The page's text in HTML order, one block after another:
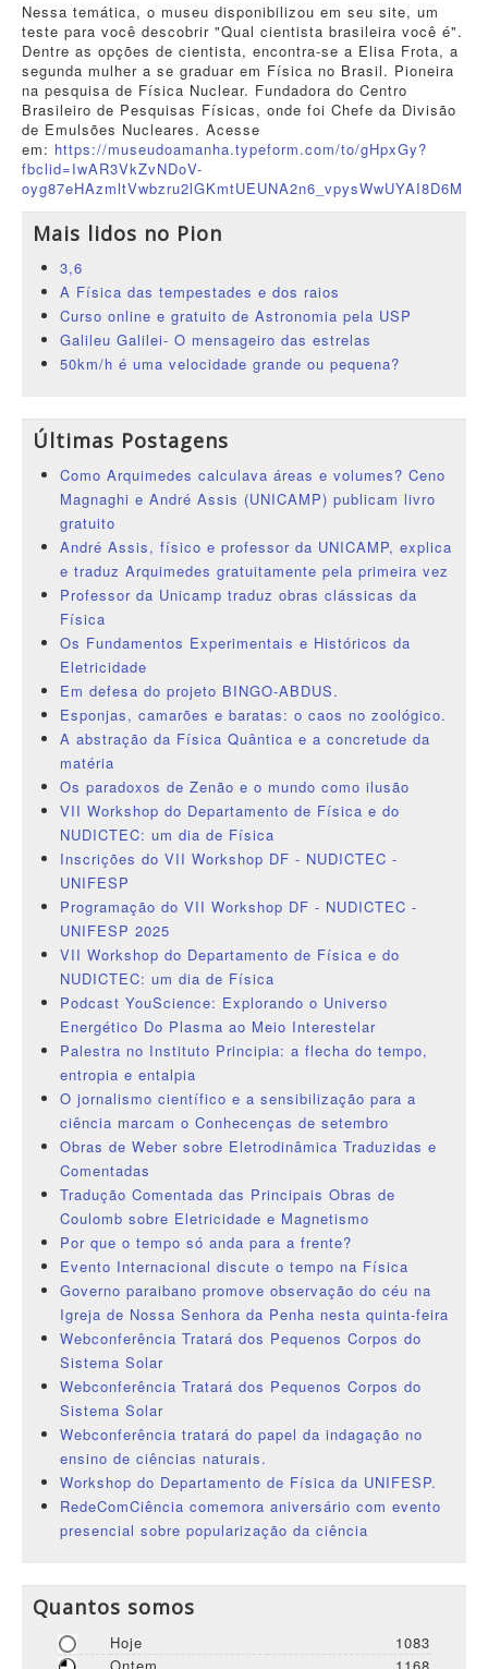
Nessa temática, o museu disponibilizou em seu site, um
teste para você descobrir "Qual cientista brasileira você é".
Dentre as opções de cientista, encontra-se a Elisa Frota, a
segunda mulher a se graduar em Física no Brasil. Pioneira
na pesquisa de Física Nuclear. Fundadora do Centro
Brasileiro de Pesquisas Físicas, onde foi Chefe da Divisão
de Emulsões Nucleares. Acesse
em: https://museudoamanha.typeform.com/to/gHpxGy?
fbclid=IwAR3VkZvNDoV-
oyg87eHAzmltVwbzru2lGKmtUEUNA2n6_vpysWwUYAI8D6M
Mais lidos no Pion
3,6
A Física das tempestades e dos raios
Curso online e gratuito de Astronomia pela USP
Galileu Galilei- O mensageiro das estrelas
50km/h é uma velocidade grande ou pequena?
Últimas Postagens
Como Arquimedes calculava áreas e volumes? Ceno
Magnaghi e André Assis (UNICAMP) publicam livro
gratuito
André Assis, físico e professor da UNICAMP, explica
e traduz Arquimedes gratuitamente pela primeira vez
Professor da Unicamp traduz obras clássicas da
Física
Os Fundamentos Experimentais e Históricos da
Eletricidade
Em defesa do projeto BINGO-ABDUS.
Esponjas, camarões e baratas: o caos no zoológico.
A abstração da Física Quântica e a concretude da
matéria
Os paradoxos de Zenão e o mundo como ilusão
VII Workshop do Departamento de Física e do
NUDICTEC: um dia de Física
Inscrições do VII Workshop DF - NUDICTEC -
UNIFESP
Programação do VII Workshop DF - NUDICTEC -
UNIFESP 2025
VII Workshop do Departamento de Física e do
NUDICTEC: um dia de Física
Podcast YouScience: Explorando o Universo
Energético Do Plasma ao Meio Interestelar
Palestra no Instituto Principia: a flecha do tempo,
entropia e entalpia
O jornalismo científico e a sensibilização para a
ciência marcam o Conhecenças de setembro
Obras de Weber sobre Eletrodinâmica Traduzidas e
Comentadas
Tradução Comentada das Principais Obras de
Coulomb sobre Eletricidade e Magnetismo
Por que o tempo só anda para a frente?
Evento Internacional discute o tempo na Física
Governo paraibano promove observação do céu na
Igreja de Nossa Senhora da Penha nesta quinta-feira
Webconferência Tratará dos Pequenos Corpos do
Sistema Solar
Webconferência Tratará dos Pequenos Corpos do
Sistema Solar
Webconferência tratará do papel da indagação no
ensino de ciências naturais.
Workshop do Departamento de Física da UNIFESP.
RedeComCiência comemora aniversário com evento
presencial sobre popularização da ciência
Quantos somos
Hoje
1083